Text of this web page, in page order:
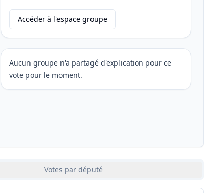
Accéder à l'espace groupe
Aucun groupe n'a partagé d'explication pour ce
vote pour le moment.
Votes par député